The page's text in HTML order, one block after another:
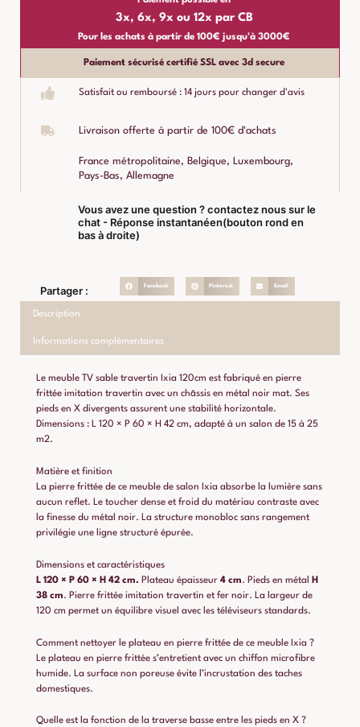
3x, 6x, 9x ou 12x par CB
Pour les achats à partir de 100€ jusqu'à 3000€
Paiement sécurisé certifié SSL avec 3d secure
Satisfait ou remboursé : 14 jours pour changer d'avis
Livraison offerte à partir de 100€ d'achats
France métropolitaine, Belgique, Luxembourg,
Pays-Bas, Allemagne
Vous avez une question ? contactez nous sur le
chat - Réponse instantanéen(bouton rond en
bas à droite)
Partager : Facebook Pinterest Email
Description
Informations complémentaires
Le meuble TV sable travertin Ixia 120cm est fabriqué en pierre
frittée imitation travertin avec un châssis en métal noir mat. Ses
pieds en X divergents assurent une stabilité horizontale.
Dimensions : L 120 × P 60 × H 42 cm, adapté à un salon de 15 à 25
m2.
Matière et finition
La pierre frittée de ce meuble de salon Ixia absorbe la lumière sans
aucun reflet. Le toucher dense et froid du matériau contraste avec
la finesse du métal noir. La structure monobloc sans rangement
privilégie une ligne structuré épurée.
Dimensions et caractéristiques
L 120 × P 60 × H 42 cm. Plateau épaisseur 4 cm. Pieds en métal
H
38 cm. Pierre frittée imitation travertin et fer noir. La largeur de
120 cm permet un équilibre visuel avec les téléviseurs standards.
Comment nettoyer le plateau en pierre frittée de ce meuble Ixia ?
Le plateau en pierre frittée s’entretient avec un chiffon microfibre
humide. La surface non poreuse évite l’incrustation des taches
domestiques.
Quelle est la fonction de la traverse basse entre les pieds en X ?